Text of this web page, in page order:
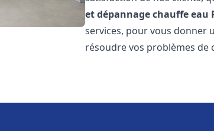
et dépannage chauffe eau
services, pour vous donner
résoudre vos problèmes de